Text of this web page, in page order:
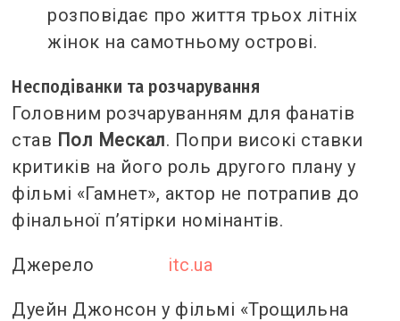
розповідає про життя трьох літніх
жінок на самотньому острові.
Несподіванки та розчарування
Головним розчаруванням для фанатів
став Пол Мескал. Попри високі ставки
критиків на його роль другого плану у
фільмі «Гамнет», актор не потрапив до
фінальної п’ятірки номінантів.
Джерело itc.ua
Дуейн Джонсон у фільмі «Трощильна